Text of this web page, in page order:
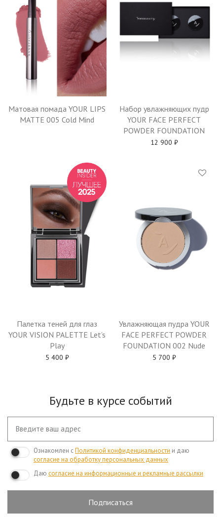
Матовая помада YOUR LIPS
MATTE 005 Cold Mind
Набор увлажняющих пудр
YOUR FACE PERFECT
POWDER FOUNDATION
12 900 ₽
Палетка теней для глаз
YOUR VISION PALETTE Let’s
Play
5 400 ₽
Увлажняющая пудра YOUR
FACE PERFECT POWDER
FOUNDATION 002 Nude
5 700 ₽
Будьте в курсе событий
Ознакомлен сПолитикой конфиденциальности и даю
согласие на обработку персональных данных
Даю согласие на информационные и рекламные рассылки
Подписаться